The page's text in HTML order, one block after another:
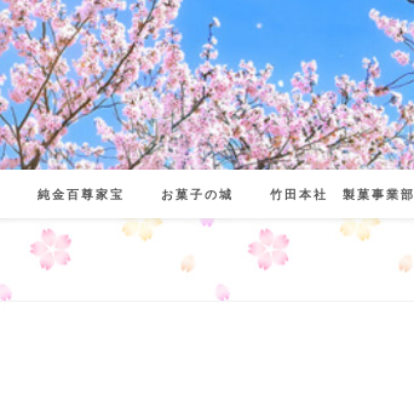
純金百尊家宝 お菓子の城 竹田本社 製菓事業部